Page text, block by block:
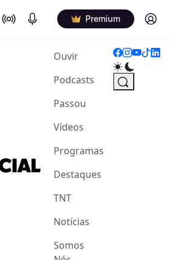
On Air Podcasts Premium Log in
Ouvir(current)
Podcasts
Passou
Vídeos
Programas
Destaques
TNT
Notícias
Somos